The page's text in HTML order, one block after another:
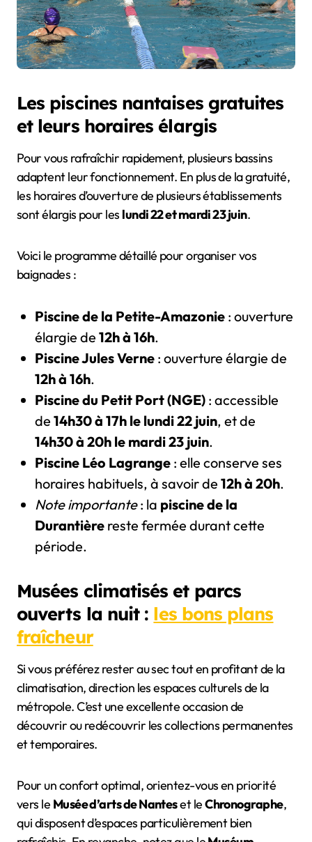
Les piscines nantaises gratuites
et leurs horaires élargis
Pour vous rafraîchir rapidement, plusieurs bassins
adaptent leur fonctionnement. En plus de la gratuité,
les horaires d’ouverture de plusieurs établissements
sont élargis pour les lundi 22 et mardi 23 juin.
Voici le programme détaillé pour organiser vos
baignades :
Piscine de la Petite-Amazonie: ouverture
élargie de 12h à 16h.
Piscine Jules Verne: ouverture élargie de
12h à 16h.
Piscine du Petit Port (NGE): accessible
de 14h30 à 17h le lundi 22 juin, et de
14h30 à 20h le mardi 23 juin.
Piscine Léo Lagrange: elle conserve ses
horaires habituels, à savoir de 12h à 20h.
Note importante: la piscine de la
Durantièrereste fermée durant cette
période.
Musées climatisés et parcs
ouverts la nuit : les bons plans
fraîcheur
Si vous préférez rester au sec tout en profitant de la
climatisation, direction les espaces culturels de la
métropole. C’est une excellente occasion de
découvrir ou redécouvrir les collections permanentes
et temporaires.
Pour un confort optimal, orientez-vous en priorité
vers le Musée d’arts de Nanteset leChronographe,
qui disposent d’espaces particulièrement bien